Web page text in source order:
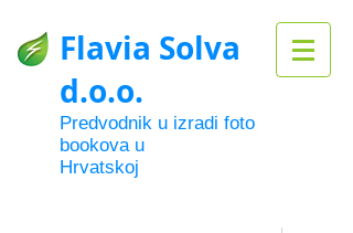
Flavia Solva
d.o.o.
Predvodnik u izradi foto
bookova u
Hrvatskoj